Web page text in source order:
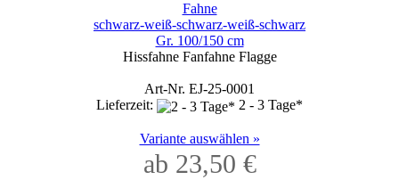
Fahne
schwarz-weiß-schwarz-weiß-schwarz
Gr. 100/150 cm
Hissfahne Fanfahne Flagge
Art-Nr. EJ-25-0001
Lieferzeit:
2 - 3 Tage*
Variante auswählen »
ab 23,50 €